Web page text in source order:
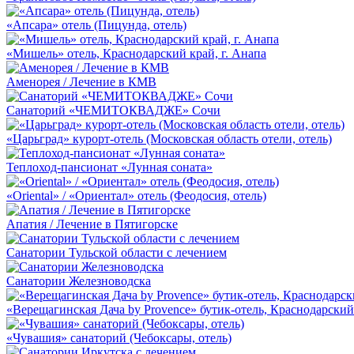
«Апсара» отель (Пицунда, отель)
«Мишель» отель, Краснодарский край, г. Анапа
Аменорея / Лечение в КМВ
Санаторий «ЧЕМИТОКВАДЖЕ» Сочи
«Царьград» курорт-отель (Московская область отели, отель)
Теплоход-пансионат «Лунная соната»
«Oriental» / «Ориентал» отель (Феодосия, отель)
Апатия / Лечение в Пятигорске
Санатории Тульской области с лечением
Санатории Железноводска
«Верещагинская Дача by Provence» бутик-отель,
«Чувашия» санаторий (Чебоксары, отель)